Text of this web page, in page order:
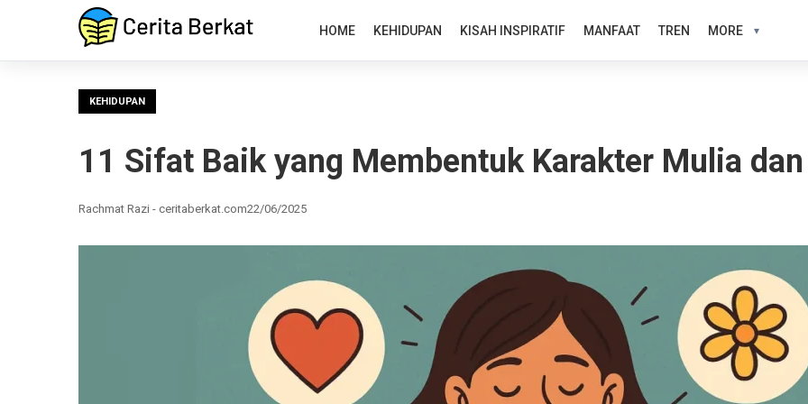
HOME KEHIDUPAN KISAH INSPIRATIF MANFAAT TREN MORE
KEHIDUPAN
11 Sifat Baik yang Membentuk Karakter Mulia
Rachmat Razi - ceritaberkat.com22/06/2025